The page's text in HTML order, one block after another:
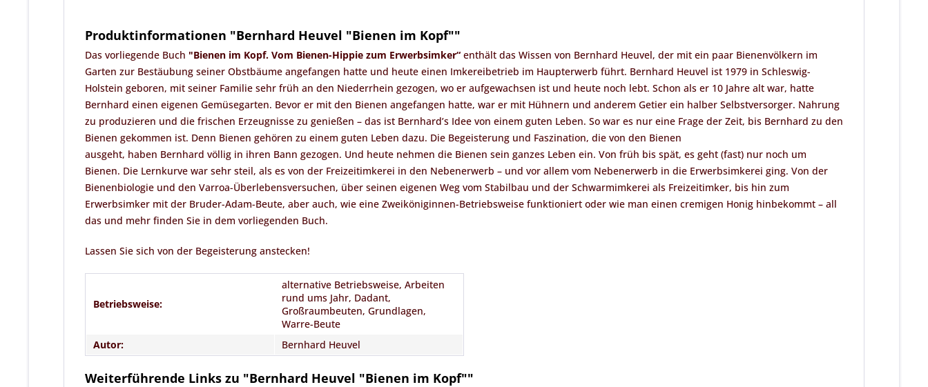
Produktinformationen "Bernhard Heuvel "Bienen im Kopf""
Das vorliegende Buch "Bienen im Kopf. Vom Bienen-Hippie zum Erwerbsimker“ enthält das Wissen von Bernhard Heuvel, der mit ein paar Bienenvölkern im
Garten zur Bestäubung seiner Obstbäume angefangen hatte und heute einen Imkereibetrieb im Haupterwerb führt. Bernhard Heuvel ist 1979 in Schleswig-
Holstein geboren, mit seiner Familie sehr früh an den Niederrhein gezogen, wo er aufgewachsen ist und heute noch lebt. Schon als er 10 Jahre alt war, hatte
Bernhard einen eigenen Gemüsegarten. Bevor er mit den Bienen angefangen hatte, war er mit Hühnern und anderem Getier ein halber Selbstversorger. Nahrung
zu produzieren und die frischen Erzeugnisse zu genießen – das ist Bernhard’s Idee von einem guten Leben. So war es nur eine Frage der Zeit, bis Bernhard zu den
Bienen gekommen ist. Denn Bienen gehören zu einem guten Leben dazu. Die Begeisterung und Faszination, die von den Bienen
ausgeht, haben Bernhard völlig in ihren Bann gezogen. Und heute nehmen die Bienen sein ganzes Leben ein. Von früh bis spät, es geht (fast) nur noch um
Bienen. Die Lernkurve war sehr steil, als es von der Freizeitimkerei in den Nebenerwerb – und vor allem vom Nebenerwerb in die Erwerbsimkerei ging. Von der
Bienenbiologie und den Varroa-Überlebensversuchen, über seinen eigenen Weg vom Stabilbau und der Schwarmimkerei als Freizeitimker, bis hin zum
Erwerbsimker mit der Bruder-Adam-Beute, aber auch, wie eine Zweiköniginnen-Betriebsweise funktioniert oder wie man einen cremigen Honig hinbekommt – all
das und mehr finden Sie in dem vorliegenden Buch.
Lassen Sie sich von der Begeisterung anstecken!
Betriebsweise:
alternative Betriebsweise, Arbeiten
rund ums Jahr, Dadant,
Großraumbeuten, Grundlagen,
Warre-Beute
Autor:
Bernhard Heuvel
Weiterführende Links zu "Bernhard Heuvel "Bienen im Kopf""